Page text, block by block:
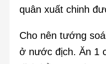
quân xuất chinh
Cho nên tướng
ở nước địch. Ăn 1